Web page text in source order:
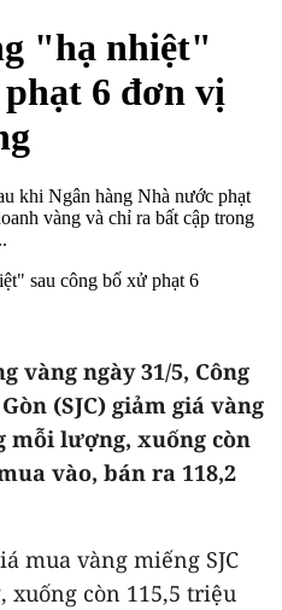
"hạ nhiệt"
phạt 6 đơn vị
khi Ngân hàng Nhà nước phạt
vàng và chỉ ra bất cập trong
vàng ngày 31/5, Công
(SJC) giảm giá vàng
mỗi lượng, xuống còn
vào, bán ra 118,2
mua vàng miếng SJC
xuống còn 115,5 triệu